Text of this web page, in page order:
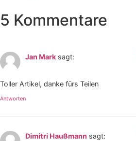
5 Kommentare
Jan Mark sagt:
Toller Artikel, danke fürs Teilen
Antworten
Dimitri Haußmann sagt: